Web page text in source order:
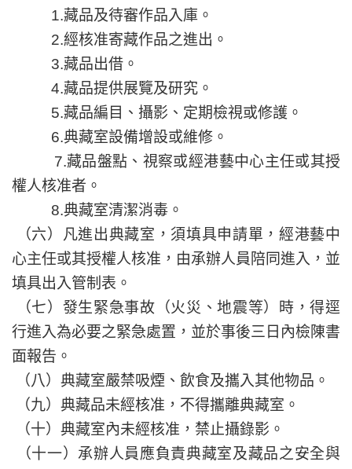
1.藏品及待審作品入庫。
2.經核准寄藏作品之進出。
3.藏品出借。
4.藏品提供展覽及研究。
5.藏品編目、攝影、定期檢視或修護。
6.典藏室設備增設或維修。
7.藏品盤點、視察或經港藝中心主任或其授
權人核准者。
8.典藏室清潔消毒。
（六）凡進出典藏室，須填具申請單，經港藝中
心主任或其授權人核准，由承辦人員陪同進入，並
填具出入管制表。
（七）發生緊急事故（火災、地震等）時，得逕
行進入為必要之緊急處置，並於事後三日內檢陳書
面報告。
（八）典藏室嚴禁吸煙、飲食及攜入其他物品。
（九）典藏品未經核准，不得攜離典藏室。
（十）典藏室內未經核准，禁止攝錄影。
（十一）承辦人員應負責典藏室及藏品之安全與